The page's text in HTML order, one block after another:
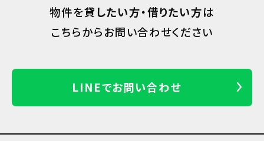
物件を貸したい方・借りたい方は
こちらからお問い合わせください
LINEでお問い合わせ